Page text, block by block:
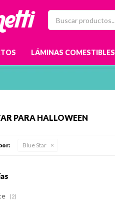
LÁMINAS COMESTIBLES
PARA HALLOWEEN
Blue Star
(2)